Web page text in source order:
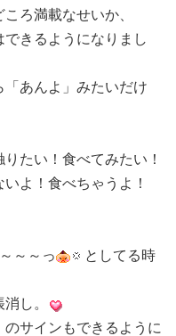
ろ満載なせいか、
きるようになりまし
あんよ」みたいだけ
たい！食べてみたい！
よ！食べちゃうよ！
～～っ
としてる時
し。
のサインもできるように